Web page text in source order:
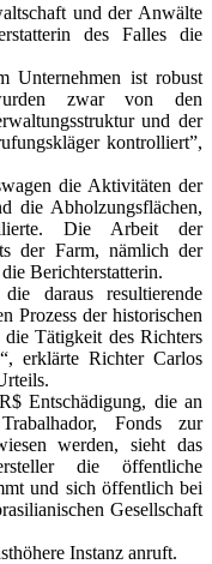
und der Anwälte
des Falles die
Unternehmen ist robust
zwar von den
und der
kontrolliert”,
die Aktivitäten der
die Abholzungsflächen,
Die Arbeit der
der Farm, nämlich der
Berichterstatterin.
daraus resultierende
Prozess der historischen
Tätigkeit des Richters
erklärte Richter Carlos
Entschädigung, die an
Fonds zur
werden, sieht das
die öffentliche
und sich öffentlich bei
Gesellschaft
Instanz anruft.